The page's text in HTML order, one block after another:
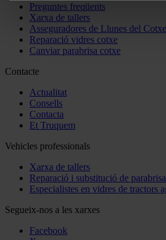
Preguntes freqüents
Xarxa de tallers
Asseguradores de Llunes del Cotxe
Reparació vidres cotxe
Canviar parabrisa cotxe
Contacte
Actualitat
Consells
Contacta
Et Truquem
Vehicles professionals
Xarxa de tallers
Reparació i substitució de
Especialistes en vidres de tractors
Segueix-nos a les xarxes
Facebook